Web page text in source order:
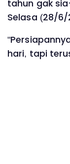
tahun gak
Selasa (28/6/
hari, tapi